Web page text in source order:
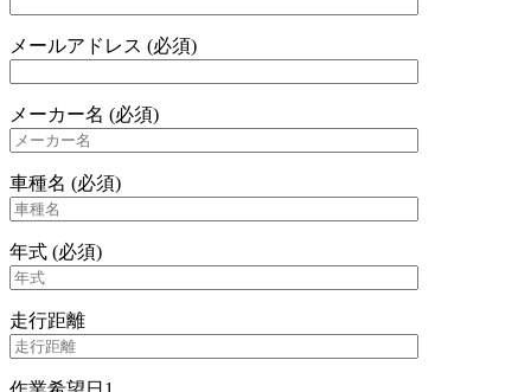
メールアドレス (必須)
メーカー名 (必須)
車種名 (必須)
年式 (必須)
走行距離